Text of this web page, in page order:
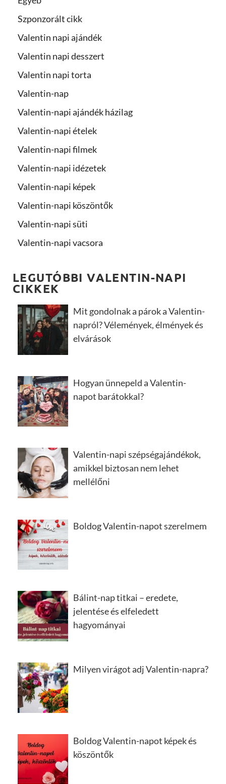
Szponzorált cikk
Valentin napi ajándék
Valentin napi desszert
Valentin napi torta
Valentin-nap
Valentin-napi ajándék házilag
Valentin-napi ételek
Valentin-napi filmek
Valentin-napi idézetek
Valentin-napi képek
Valentin-napi köszöntők
Valentin-napi süti
Valentin-napi vacsora
LEGUTÓBBI VALENTIN-NAPI
CIKKEK
Mit gondolnak a párok a Valentin-
napról? Vélemények, élmények és
elvárások
Hogyan ünnepeld a Valentin-
napot barátokkal?
Valentin-napi szépségajándékok,
amikkel biztosan nem lehet
mellélőni
Boldog Valentin-napot szerelmem
Bálint-nap titkai – eredete,
jelentése és elfeledett
hagyományai
Milyen virágot adj Valentin-napra?
Boldog Valentin-napot képek és
köszöntők